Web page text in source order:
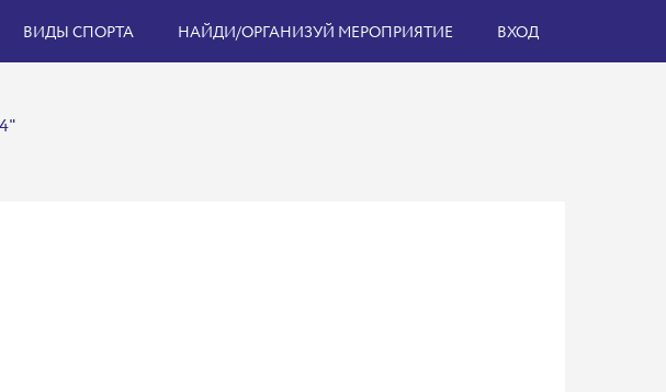
ВИДЫ СПОРТА НАЙДИ/ОРГАНИЗУЙ МЕРОПРИЯТИЕ ВХОД